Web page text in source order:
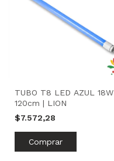
TUBO T8 LED AZUL 18W
120cm | LION
$7.572,28